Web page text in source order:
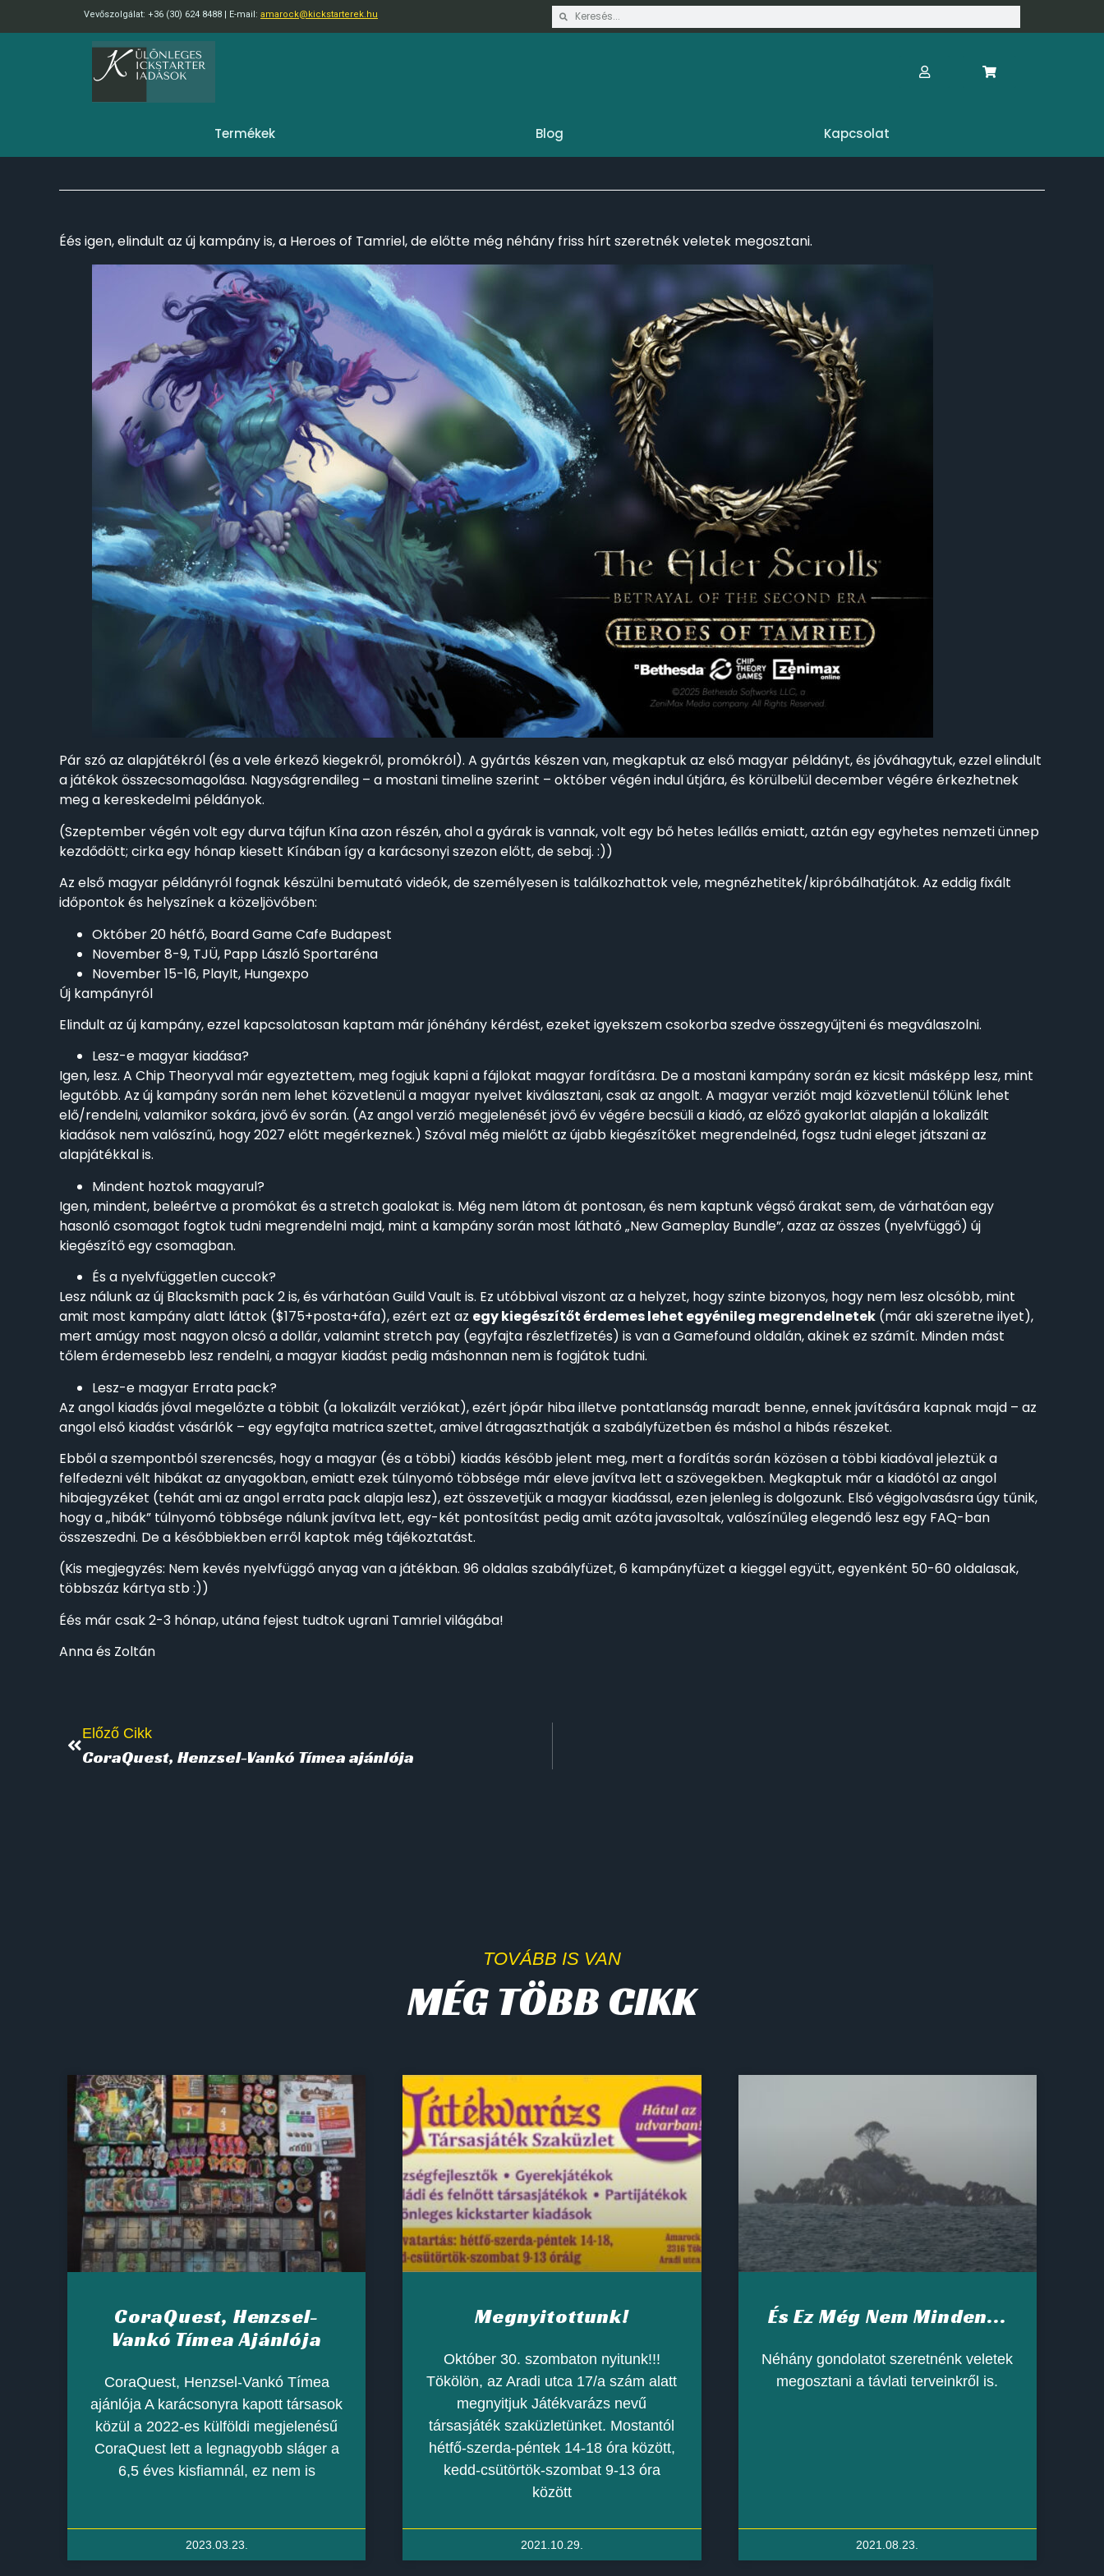
Vevőszolgálat: +36 (30) 624 8488 | E-mail: amarock@kickstarterek.hu
Termékek Blog Kapcsolat
Éés igen, elindult az új kampány is, a Heroes of Tamriel, de előtte még néhány friss hírt szeretnék veletek megosztani.
Pár szó az alapjátékról (és a vele érkező kiegekről, promókról). A gyártás készen van, megkaptuk az első magyar példányt, és jóváhagytuk, ezzel elindult
a játékok összecsomagolása. Nagyságrendileg – a mostani timeline szerint – október végén indul útjára, és körülbelül december végére érkezhetnek
meg a kereskedelmi példányok.
(Szeptember végén volt egy durva tájfun Kína azon részén, ahol a gyárak is vannak, volt egy bő hetes leállás emiatt, aztán egy egyhetes nemzeti ünnep
kezdődött; cirka egy hónap kiesett Kínában így a karácsonyi szezon előtt, de sebaj. :))
Az első magyar példányról fognak készülni bemutató videók, de személyesen is találkozhattok vele, megnézhetitek/kipróbálhatjátok. Az eddig fixált
időpontok és helyszínek a közeljövőben:
Október 20 hétfő, Board Game Cafe Budapest
November 8-9, TJÜ, Papp László Sportaréna
November 15-16, PlayIt, Hungexpo
Új kampányról
Elindult az új kampány, ezzel kapcsolatosan kaptam már jónéhány kérdést, ezeket igyekszem csokorba szedve összegyűjteni és megválaszolni.
Lesz-e magyar kiadása?
Igen, lesz. A Chip Theoryval már egyeztettem, meg fogjuk kapni a fájlokat magyar fordításra. De a mostani kampány során ez kicsit másképp lesz, mint
legutóbb. Az új kampány során nem lehet közvetlenül a magyar nyelvet kiválasztani, csak az angolt. A magyar verziót majd közvetlenül tőlünk lehet
elő/rendelni, valamikor sokára, jövő év során. (Az angol verzió megjelenését jövő év végére becsüli a kiadó, az előző gyakorlat alapján a lokalizált
kiadások nem valószínű, hogy 2027 előtt megérkeznek.) Szóval még mielőtt az újabb kiegészítőket megrendelnéd, fogsz tudni eleget játszani az
alapjátékkal is.
Mindent hoztok magyarul?
Igen, mindent, beleértve a promókat és a stretch goalokat is. Még nem látom át pontosan, és nem kaptunk végső árakat sem, de várhatóan egy
hasonló csomagot fogtok tudni megrendelni majd, mint a kampány során most látható „New Gameplay Bundle”, azaz az összes (nyelvfüggő) új
kiegészítő egy csomagban.
És a nyelvfüggetlen cuccok?
Lesz nálunk az új Blacksmith pack 2 is, és várhatóan Guild Vault is. Ez utóbbival viszont az a helyzet, hogy szinte bizonyos, hogy nem lesz olcsóbb, mint
amit most kampány alatt láttok ($175+posta+áfa), ezért ezt az egy kiegészítőt érdemes lehet egyénileg megrendelnetek (már aki szeretne ilyet),
mert amúgy most nagyon olcsó a dollár, valamint stretch pay (egyfajta részletfizetés) is van a Gamefound oldalán, akinek ez számít. Minden mást
tőlem érdemesebb lesz rendelni, a magyar kiadást pedig máshonnan nem is fogjátok tudni.
Lesz-e magyar Errata pack?
Az angol kiadás jóval megelőzte a többit (a lokalizált verziókat), ezért jópár hiba illetve pontatlanság maradt benne, ennek javítására kapnak majd – az
angol első kiadást vásárlók – egy egyfajta matrica szettet, amivel átragaszthatják a szabályfüzetben és máshol a hibás részeket.
Ebből a szempontból szerencsés, hogy a magyar (és a többi) kiadás később jelent meg, mert a fordítás során közösen a többi kiadóval jeleztük a
felfedezni vélt hibákat az anyagokban, emiatt ezek túlnyomó többsége már eleve javítva lett a szövegekben. Megkaptuk már a kiadótól az angol
hibajegyzéket (tehát ami az angol errata pack alapja lesz), ezt összevetjük a magyar kiadással, ezen jelenleg is dolgozunk. Első végigolvasásra úgy tűnik,
hogy a „hibák” túlnyomó többsége nálunk javítva lett, egy-két pontosítást pedig amit azóta javasoltak, valószínűleg elegendő lesz egy FAQ-ban
összeszedni. De a későbbiekben erről kaptok még tájékoztatást.
(Kis megjegyzés: Nem kevés nyelvfüggő anyag van a játékban. 96 oldalas szabályfüzet, 6 kampányfüzet a kieggel együtt, egyenként 50-60 oldalasak,
többszáz kártya stb :))
Éés már csak 2-3 hónap, utána fejest tudtok ugrani Tamriel világába!
Anna és Zoltán
Előző Cikk
CoraQuest, Henzsel-Vankó Tímea ajánlója
TOVÁBB IS VAN
MÉG TÖBB CIKK
CoraQuest, Henzsel-
Vankó Tímea Ajánlója
CoraQuest, Henzsel-Vankó Tímea
ajánlója A karácsonyra kapott társasok
közül a 2022-es külföldi megjelenésű
CoraQuest lett a legnagyobb sláger a
6,5 éves kisfiamnál, ez nem is
2023.03.23.
Megnyitottunk!
Október 30. szombaton nyitunk!!!
Tökölön, az Aradi utca 17/a szám alatt
megnyitjuk Játékvarázs nevű
társasjáték szaküzletünket. Mostantól
hétfő-szerda-péntek 14-18 óra között,
kedd-csütörtök-szombat 9-13 óra
között
2021.10.29.
És Ez Még Nem Minden…
Néhány gondolatot szeretnénk veletek
megosztani a távlati terveinkről is.
2021.08.23.